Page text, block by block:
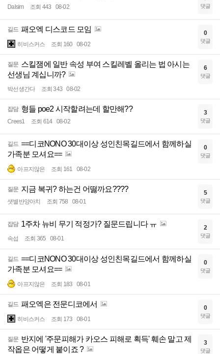
Dalsim 조회 443 08-02 댓글
길드 패오엑 디스코드 모임
히비스커스 조회 160 08-02
0
댓글
질문 스킬잼에 일반 속성 부여 스킬레벨 올리는 법 아시는
선생님 계십니까?
박선생간다 조회 343 08-02
6
댓글
잡담 형들 poe2 시작할려는데 할만해??
Crees1 조회 614 08-02
3
댓글
길드 ==디코NONO 30대이상 성인친목길드에서 함께하실
가족분 모셔요==
아프지않은 조회 161 08-02
0
댓글
질문 지금 복귀? 하는건 어떯까요????
샛별반양아치 조회 758 08-01
5
댓글
잡담 1주차 뉴비 무기 적정가? 질문드립니다 ㅠ
속섭 조회 365 08-01
2
댓글
길드 ==디코NONO 30대이상 성인친목길드에서 함께하실
가족분 모셔요==
아프지않은 조회 183 08-01
0
댓글
길드 패오엑은 전문디코에서
히비스커스 조회 173 08-01
0
댓글
질문 반지에 '주문피해가 카오스 피해로 획득' 훼손 말고 제
작옵은 어떻게 붙이죠 ?
3
댓글